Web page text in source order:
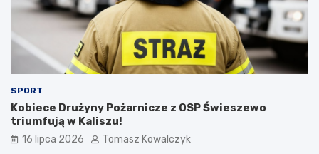
SPORT
Kobiece Drużyny Pożarnicze z OSP Świeszewo
triumfują w Kaliszu!
16 lipca 2026 Tomasz Kowalczyk